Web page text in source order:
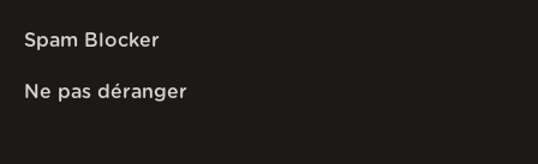
Spam Blocker
Ne pas déranger